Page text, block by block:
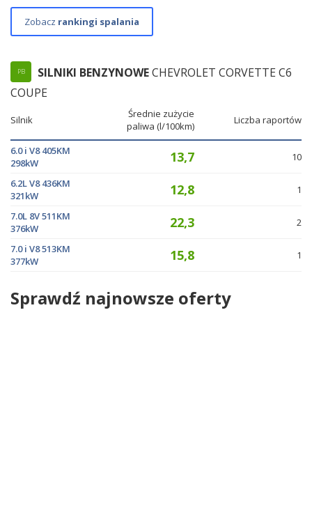
Zobacz rankingi spalania
PB SILNIKI BENZYNOWECHEVROLET CORVETTE C6
COUPE
Silnik
Średnie zużycie
paliwa (l/100km)
Liczba raportów
6.0 i V8 405KM
298kW
13,7 10
6.2L V8 436KM
321kW
12,8 1
7.0L 8V 511KM
376kW
22,3 2
7.0 i V8 513KM
377kW
15,8 1
Sprawdź najnowsze oferty